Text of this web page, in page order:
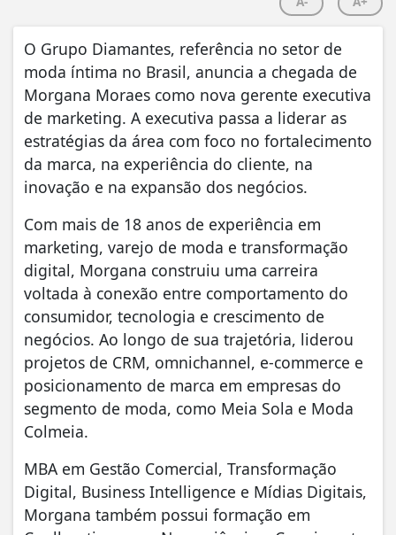
O Grupo Diamantes, referência no setor de
moda íntima no Brasil, anuncia a chegada de
Morgana Moraes como nova gerente executiva
de marketing. A executiva passa a liderar as
estratégias da área com foco no fortalecimento
da marca, na experiência do cliente, na
inovação e na expansão dos negócios.
Com mais de 18 anos de experiência em
marketing, varejo de moda e transformação
digital, Morgana construiu uma carreira
voltada à conexão entre comportamento do
consumidor, tecnologia e crescimento de
negócios. Ao longo de sua trajetória, liderou
projetos de CRM, omnichannel, e-commerce e
posicionamento de marca em empresas do
segmento de moda, como Meia Sola e Moda
Colmeia.
MBA em Gestão Comercial, Transformação
Digital, Business Intelligence e Mídias Digitais,
Morgana também possui formação em